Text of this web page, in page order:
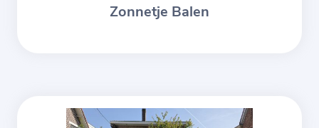
Zonnetje Balen